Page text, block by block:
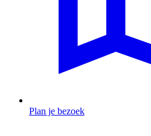
Plan je bezoek